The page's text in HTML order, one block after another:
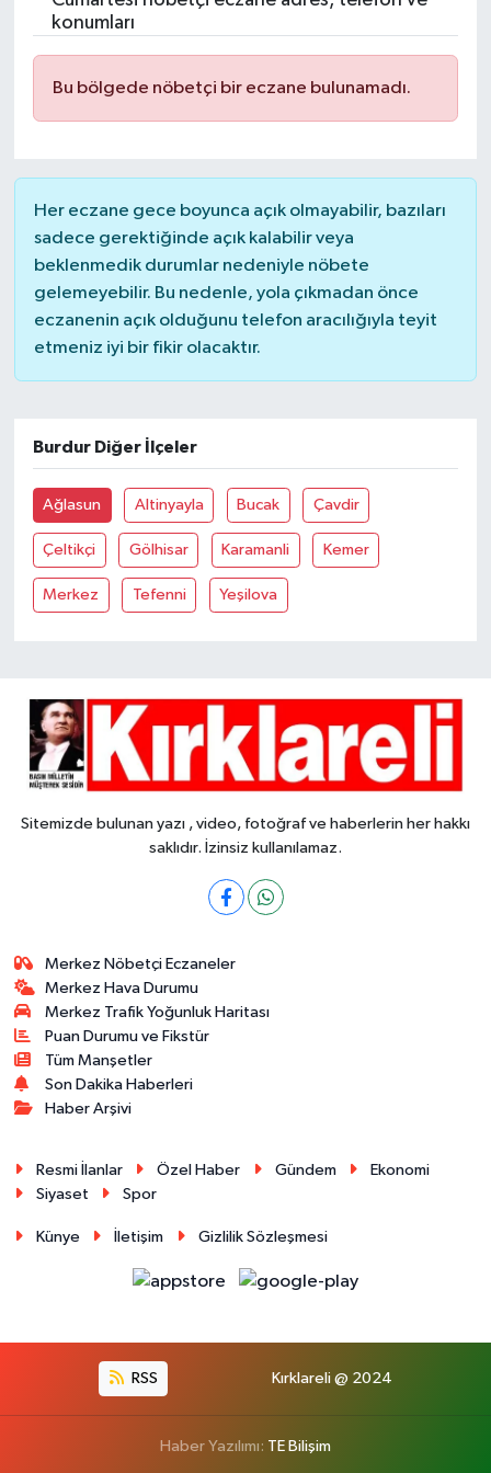
konumları
Bu bölgede nöbetçi bir eczane bulunamadı.
Her eczane gece boyunca açık olmayabilir, bazıları
sadece gerektiğinde açık kalabilir veya
beklenmedik durumlar nedeniyle nöbete
gelemeyebilir. Bu nedenle, yola çıkmadan önce
eczanenin açık olduğunu telefon aracılığıyla teyit
etmeniz iyi bir fikir olacaktır.
Burdur Diğer İlçeler
Ağlasun Altinyayla Bucak Çavdir
Çeltikçi Gölhisar Karamanli Kemer
Merkez Tefenni Yeşilova
Sitemizde bulunan yazı , video, fotoğraf ve haberlerin her hakkı
saklıdır. İzinsiz kullanılamaz.
Merkez Nöbetçi Eczaneler
Merkez Hava Durumu
Merkez Trafik Yoğunluk Haritası
Puan Durumu ve Fikstür
Tüm Manşetler
Son Dakika Haberleri
Haber Arşivi
Resmi İlanlar Özel Haber Gündem
Ekonomi
Siyaset
Spor
Künye İletişim Gizlilik Sözleşmesi
RSS Kırklareli @ 2024
Haber Yazılımı: TE Bilişim